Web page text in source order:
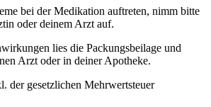
bei der Medikation auftreten, nimm bitte
oder deinem Arzt auf.
lies die Packungsbeilage und
Arzt oder in deiner Apotheke.
der gesetzlichen Mehrwertsteuer